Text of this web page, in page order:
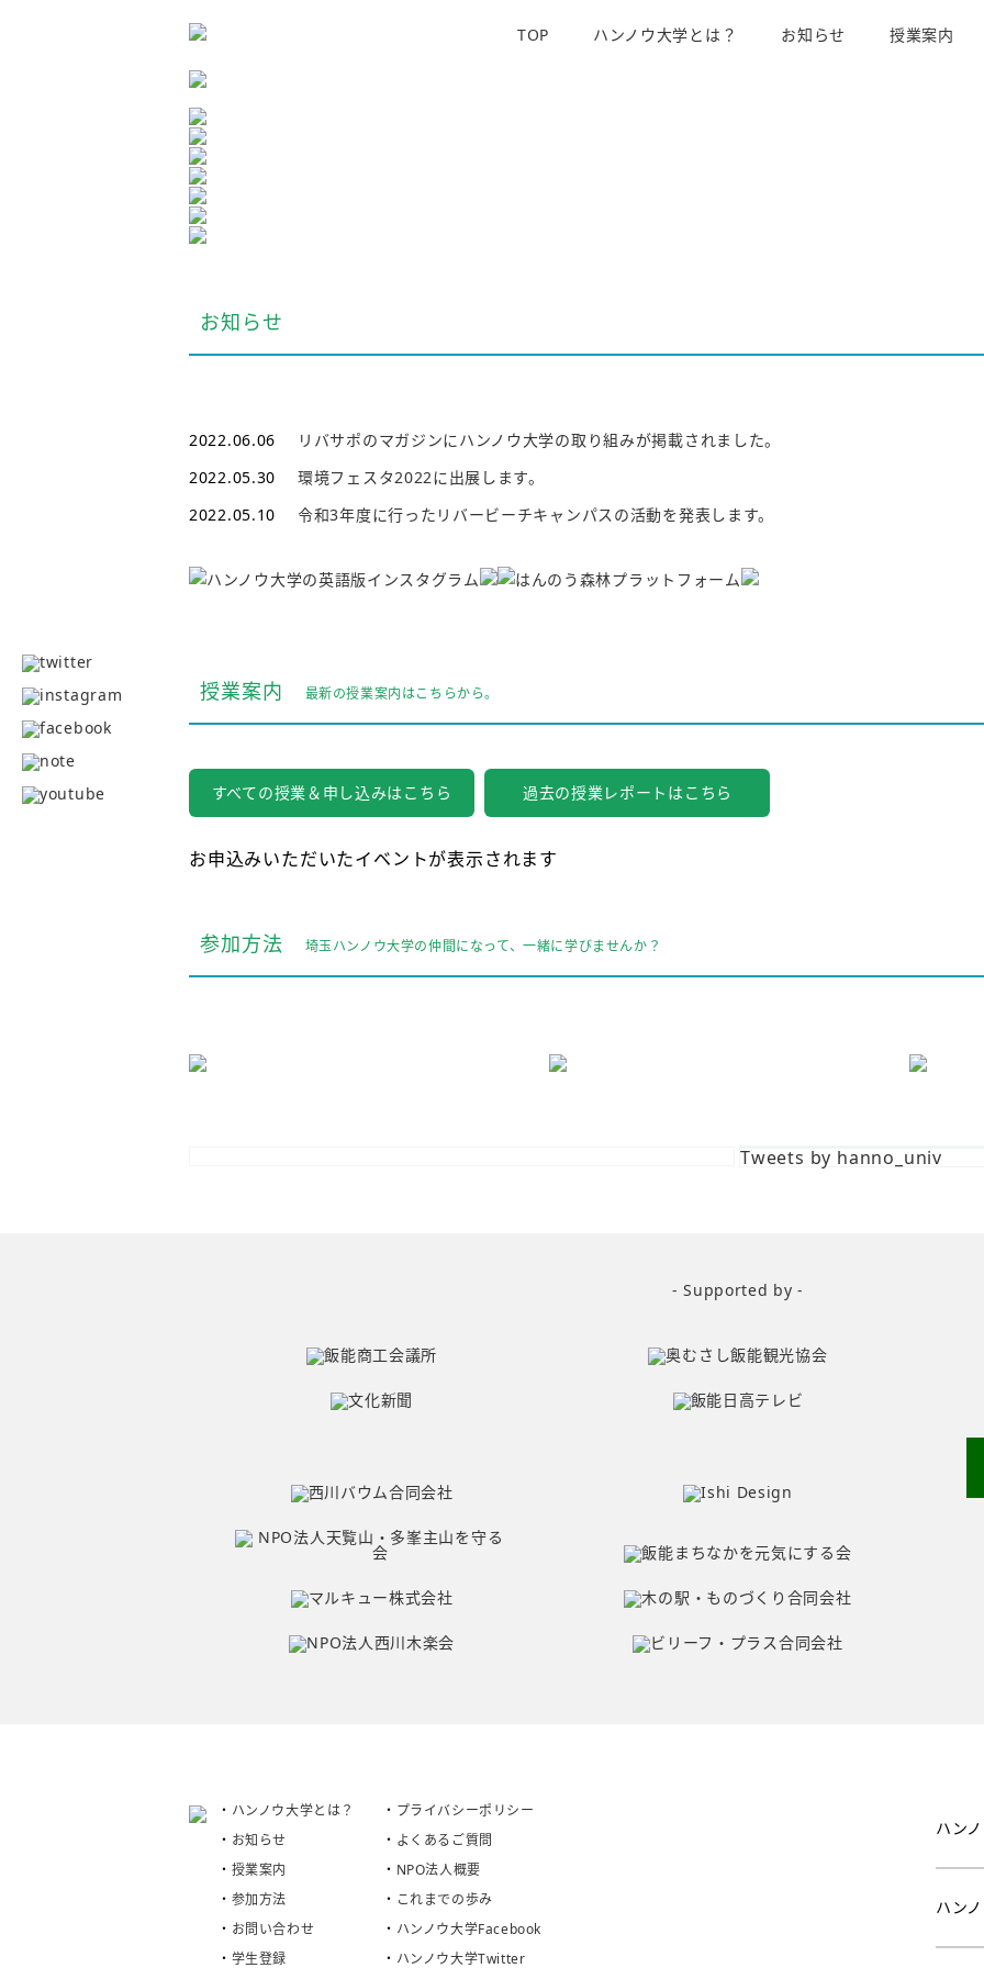
TOP ハンノウ大学とは？ お知らせ 授業案内
お知らせ
2022.06.06
リバサポのマガジンにハンノウ大学の取り組みが掲載されました。
2022.05.30
環境フェスタ2022に出展します。
2022.05.10
令和3年度に行ったリバービーチキャンパスの活動を発表します。
授業案内 最新の授業案内はこちらから。
すべての授業＆申し込みはこちら 過去の授業レポートはこちら
お申込みいただいたイベントが表示されます
参加方法 埼玉ハンノウ大学の仲間になって、一緒に学びませんか？
Tweets by hanno_univ
- Supported by -
ハンノウ大学とは？
お知らせ
授業案内
参加方法
お問い合わせ
学生登録
プライバシーポリシー
よくあるご質問
NPO法人概要
これまでの歩み
ハンノウ大学Facebook
ハンノウ大学Twitter
ハン
ハン